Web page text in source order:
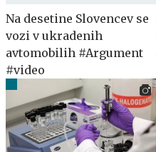
Na desetine Slovencev se
vozi v ukradenih
avtomobilih #Argument
#video